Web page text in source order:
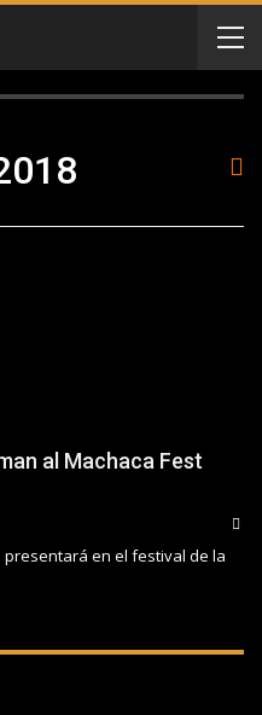
al Machaca Fest
presentará en el festival de la